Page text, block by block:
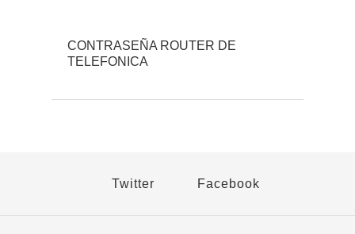
CONTRASEÑA ROUTER DE
TELEFONICA
Twitter Facebook